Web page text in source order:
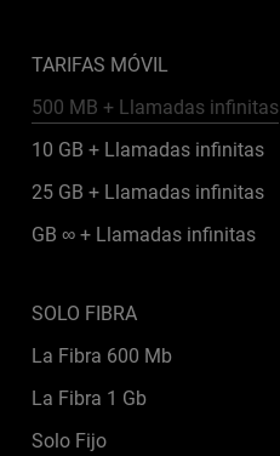
TARIFAS MÓVIL
500 MB + Llamadas infinitas
10 GB + Llamadas infinitas
25 GB + Llamadas infinitas
GB ∞ + Llamadas infinitas
SOLO FIBRA
La Fibra 600 Mb
La Fibra 1 Gb
Solo Fijo